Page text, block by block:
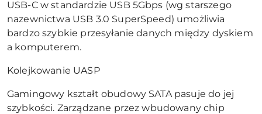
USB-C w standardzie USB 5Gbps (wg starszego
nazewnictwa USB 3.0 SuperSpeed) umożliwia
bardzo szybkie przesyłanie danych między dyskiem
a komputerem.
Kolejkowanie UASP
Gamingowy kształt obudowy SATA pasuje do jej
szybkości. Zarządzane przez wbudowany chip